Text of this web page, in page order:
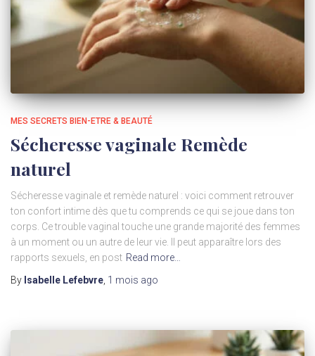
MES SECRETS BIEN-ETRE & BEAUTÉ
Sécheresse vaginale Remède
naturel
Sécheresse vaginale et remède naturel : voici comment retrouver
ton confort intime dès que tu comprends ce qui se joue dans ton
corps. Ce trouble vaginal touche une grande majorité des femmes
à un moment ou un autre de leur vie. Il peut apparaître lors des
rapports sexuels, en post Read more…
By Isabelle Lefebvre 1 mois ago